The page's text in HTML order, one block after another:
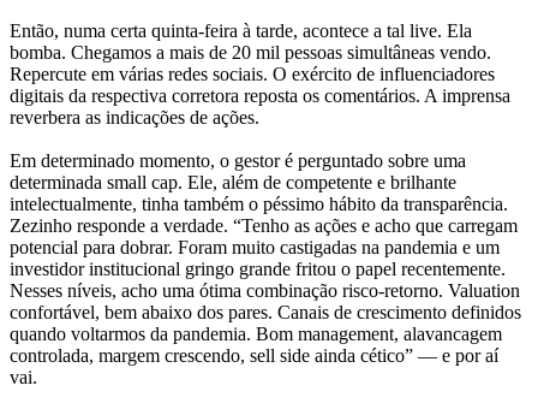
Então, numa certa quinta-feira à tarde, acontece a tal live. Ela
bomba. Chegamos a mais de 20 mil pessoas simultâneas vendo.
Repercute em várias redes sociais. O exército de influenciadores
digitais da respectiva corretora reposta os comentários. A imprensa
reverbera as indicações de ações.
Em determinado momento, o gestor é perguntado sobre uma
determinada small cap. Ele, além de competente e brilhante
intelectualmente, tinha também o péssimo hábito da transparência.
Zezinho responde a verdade. “Tenho as ações e acho que carregam
potencial para dobrar. Foram muito castigadas na pandemia e um
investidor institucional gringo grande fritou o papel recentemente.
Nesses níveis, acho uma ótima combinação risco-retorno. Valuation
confortável, bem abaixo dos pares. Canais de crescimento definidos
quando voltarmos da pandemia. Bom management, alavancagem
controlada, margem crescendo, sell side ainda cético” — e por aí
vai.